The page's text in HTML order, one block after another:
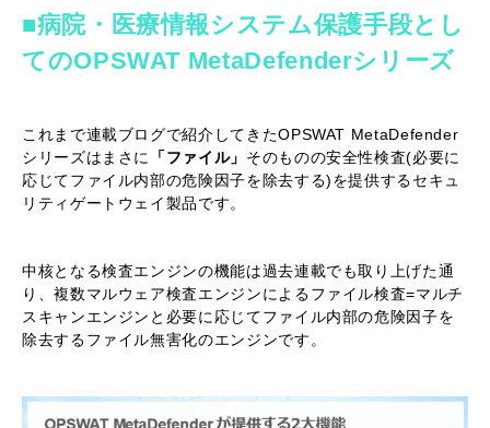
■病院・医療情報システム保護手段とし
てのOPSWAT MetaDefenderシリーズ
これまで連載ブログで紹介してきたOPSWAT MetaDefender
シリーズはまさに
「ファイル」 そのものの安全性検査(必要に
応じてファイル内部の危険因子を除去する)を提供するセキュ
リティゲートウェイ製品です。
中核となる検査エンジンの機能は過去連載でも取り上げた通
り、複数マルウェア検査エンジンによるファイル検査=マルチ
スキャンエンジンと必要に応じてファイル内部の危険因子を
除去するファイル無害化のエンジンです。